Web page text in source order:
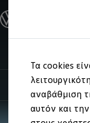
Τα cookies
αναβάθμιση
αυτόν και
στο
περιεχόμενο
στο
footer
Highlights
Ανακαλύψτε
Ηλεκτρικά &
Νέο
ID.4